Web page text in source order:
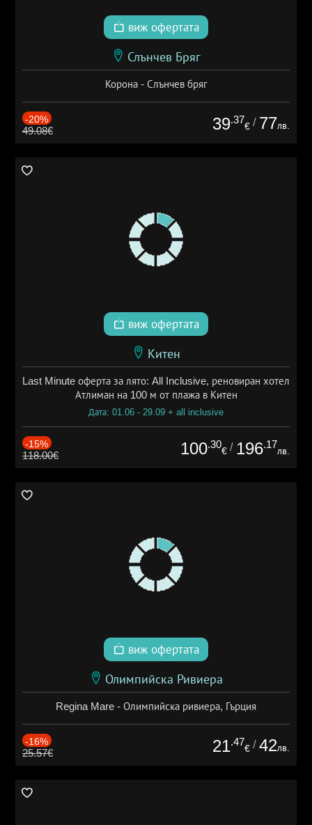
виж офертата
Слънчев Бряг
Корона - Слънчев бряг
-20%
49.08€ 39.37
€ / 77лв.
виж офертата
Китен
Last Minute оферта за лято: All Inclusive, реновиран хотел
Атлиман на 100 м от плажа в Китен
Дата: 01.06 - 29.09 + all inclusive
-15%
118.00€ 100.30
€ / 196.17
лв.
виж офертата
Олимпийска Ривиера
Regina Mare - Олимпийска ривиера, Гърция
-16%
25.57€ 21.47
€ / 42лв.